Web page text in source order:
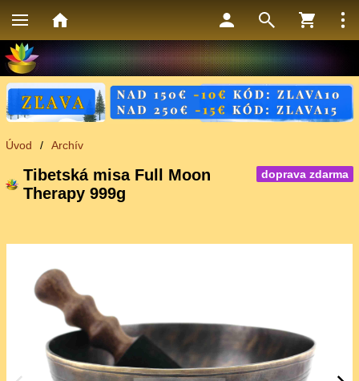
Úvod / Archív
doprava zdarma
Tibetská misa Full Moon
Therapy 999g